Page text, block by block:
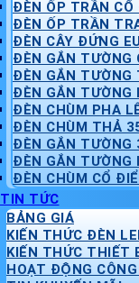
ĐÈN ỐP TRẦN CỔ
ĐÈN ỐP TRẦN
ĐÈN CÂY ĐỨNG
ĐÈN GẮN TƯỜNG
ĐÈN GẮN TƯỜNG
ĐÈN GẮN TƯỜNG
ĐÈN CHÙM PHA
ĐÈN CHÙM THẢ
ĐÈN GẮN TƯỜNG
ĐÈN GẮN TƯỜNG
ĐÈN CHÙM CỔ
TIN TỨC
BẢNG GIÁ
KIẾN THỨC ĐÈN
KIẾN THỨC THIẾT
HOẠT ĐỘNG